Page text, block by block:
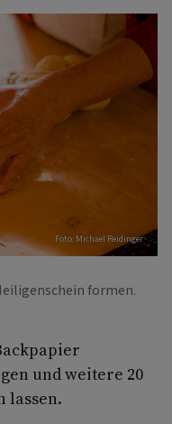
Foto: Michael Reidinger
formen.
und weitere 20
lassen.